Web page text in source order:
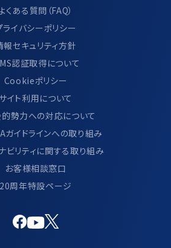
について
用方法につきましては、別
のご利用について」に記載し
cp.com/terms-of-
について
くある質問（FAQ）
ライバシーポリシー
報セキュリティ方針
認証取得について
Cookieポリシー
サイト利用について
勢力への対応について
ガイドラインへの取り組み
ビリティに関する取り組み
お客様相談窓口
20周年特設ページ